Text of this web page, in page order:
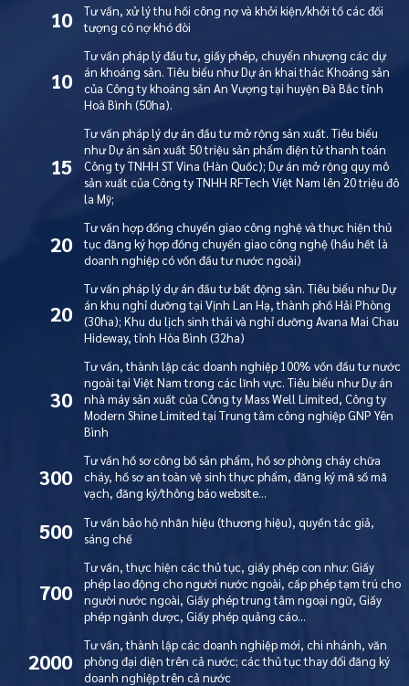
10
Tư vấn, xử lý thu hồi công nợ và khởi kiện/khởi tố các đối
tượng có nợ khó đòi
10
Tư vấn pháp lý đầu tư, giấy phép, chuyển nhượng các dự
án khoáng sản. Tiêu biểu như Dự án khai thác Khoáng sản
của Công ty khoáng sản An Vượng tại huyện Đà Bắc tỉnh
Hoà Bình (50ha).
15
Tư vấn pháp lý dự án đầu tư mở rộng sản xuất. Tiêu biểu
như Dự án sản xuất 50 triệu sản phẩm điện tử thanh toán
Công ty TNHH ST Vina (Hàn Quốc); Dự án mở rộng quy mô
sản xuất của Công ty TNHH RFTech Việt Nam lên 20 triệu đô
la Mỹ;
20
Tư vấn hợp đồng chuyển giao công nghệ và thực hiện thủ
tục đăng ký hợp đồng chuyển giao công nghệ (hầu hết là
doanh nghiệp có vốn đầu tư nước ngoài)
20
Tư vấn pháp lý dự án đầu tư bất động sản. Tiêu biểu như Dự
án khu nghỉ dưỡng tại Vịnh Lan Hạ, thành phố Hải Phòng
(30ha); Khu du lịch sinh thái và nghỉ dưỡng Avana Mai Chau
Hideway, tỉnh Hòa Bình (32ha)
30
Tư vấn, thành lập các doanh nghiệp 100% vốn đầu tư nước
ngoài tại Việt Nam trong các lĩnh vực. Tiêu biểu như Dự án
nhà máy sản xuất của Công ty Mass Well Limited, Công ty
Modern Shine Limited tại Trung tâm công nghiệp GNP Yên
Bình
300
Tư vấn hồ sơ công bố sản phẩm, hồ sơ phòng cháy chữa
cháy, hồ sơ an toàn vệ sinh thực phẩm, đăng ký mã số mã
vạch, đăng ký/thông báo website…
500
Tư vấn bảo hộ nhãn hiệu (thương hiệu), quyền tác giả,
sáng chế
700
Tư vấn, thực hiện các thủ tục, giấy phép con như: Giấy
phép lao động cho người nước ngoài, cấp phép tạm trú cho
người nước ngoài, Giấy phép trung tâm ngoại ngữ, Giấy
phép ngành dược, Giấy phép quảng cáo…
2000
Tư vấn, thành lập các doanh nghiệp mới, chi nhánh, văn
phòng đại diện trên cả nước; các thủ tục thay đổi đăng ký
doanh nghiệp trên cả nước